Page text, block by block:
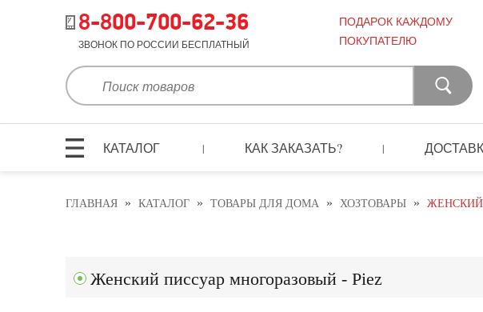
8-800-700-62-36
ЗВОНОК ПО РОССИИ БЕСПЛАТНЫЙ
ПОДАРОК КАЖДОМУ
ПОКУПАТЕЛЮ
КАТАЛОГ | КАК ЗАКАЗАТЬ? |
ГЛАВНАЯ » КАТАЛОГ » ТОВАРЫ ДЛЯ ДОМА » ХОЗТОВАРЫ » ЖЕНСКИЙ
Женский писсуар многоразовый - Piez